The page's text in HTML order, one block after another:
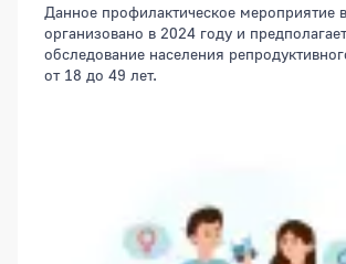
Данное профилактическое мероприятие
организовано в 2024 году и предполагает
обследование населения
от 18 до 49 лет.